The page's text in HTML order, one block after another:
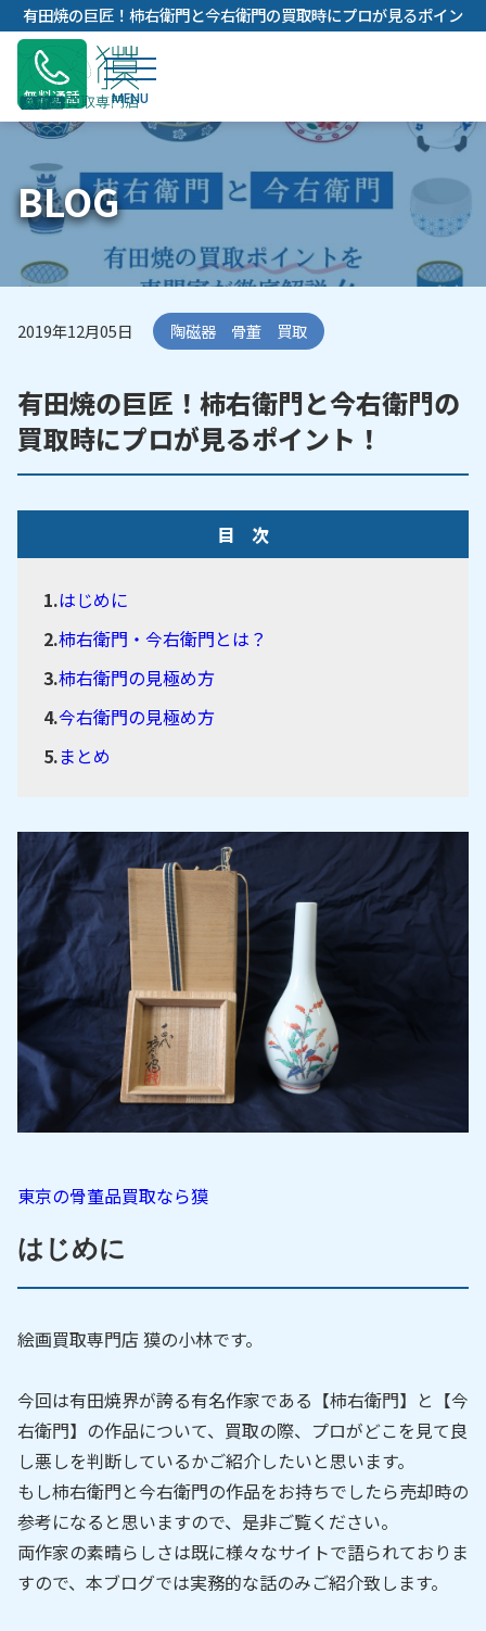
内
容
キ
プ
有田焼の巨匠！柿右衛門と今右衛門の買取時にプロが見るポイン
ト！
無料通話
BLOG
2019年12月05日 陶磁器 骨董 買取
有田焼の巨匠！柿右衛門と今右衛門の
買取時にプロが見るポイント！
目 次
はじめに
柿右衛門・今右衛門とは？
柿右衛門の見極め方
今右衛門の見極め方
まとめ
東京の骨董品買取なら獏
はじめに
絵画買取専門店 獏の小林です。
今回は有田焼界が誇る有名作家である【柿右衛門】と【今
右衛門】の作品について、買取の際、プロがどこを見て良
し悪しを判断しているかご紹介したいと思います。
もし柿右衛門と今右衛門の作品をお持ちでしたら売却時の
参考になると思いますので、是非ご覧ください。
両作家の素晴らしさは既に様々なサイトで語られておりま
すので、本ブログでは実務的な話のみご紹介致します。